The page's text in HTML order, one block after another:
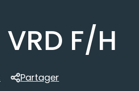
F/H
Partager
Partager